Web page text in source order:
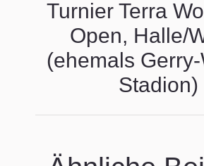
Beitrag:
Turnier Terra
Open, Halle/
(ehemals
Stadion)